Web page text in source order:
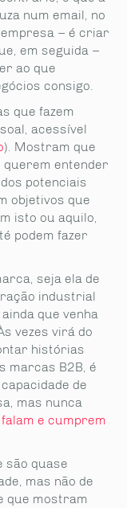
num email, no
– é criar
em seguida –
ao que
consigo.
que fazem
acessível
). Mostram que
entender
potenciais
objetivos que
isto ou aquilo,
podem fazer
seja ela de
industrial
que venha
vezes virá do
histórias
marcas B2B, é
de
mas nunca
e cumprem
são quase
mas não de
que mostram